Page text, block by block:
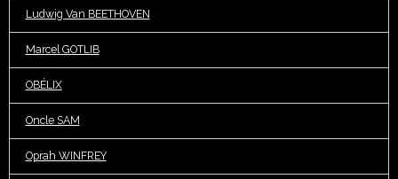
Ludwig Van BEETHOVEN
Marcel GOTLIB
OBÉLIX
Oncle SAM
Oprah WINFREY